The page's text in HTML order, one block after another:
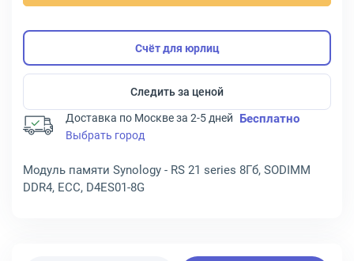
Счёт для юрлиц
Следить за ценой
Доставка по Москве за 2-5 дней Бесплатно
Выбрать город
Модуль памяти Synology - RS 21 series 8Гб, SODIMM
DDR4, ECC, D4ES01-8G